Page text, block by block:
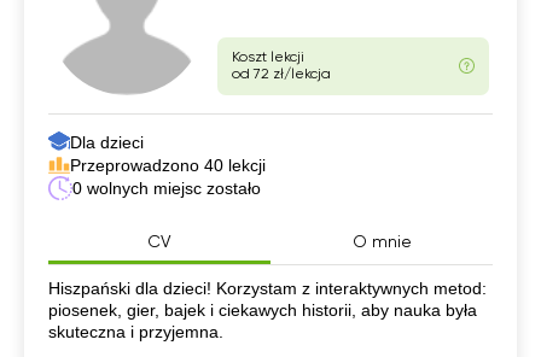
Koszt lekcji
od 72 zł/lekcja
Dla dzieci
Przeprowadzono 40 lekcji
0 wolnych miejsc zostało
CV O mnie
CV
Hiszpański dla dzieci! Korzystam z interaktywnych metod:
piosenek, gier, bajek i ciekawych historii, aby nauka była
skuteczna i przyjemna.